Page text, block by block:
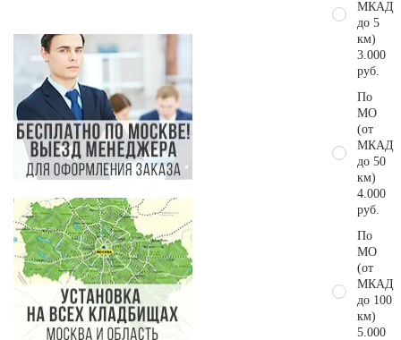
МКАД
до 5
км)
3.000
руб.
По
МО
(от
МКАД
до 50
км)
4.000
руб.
По
МО
(от
МКАД
до 100
км)
5.000